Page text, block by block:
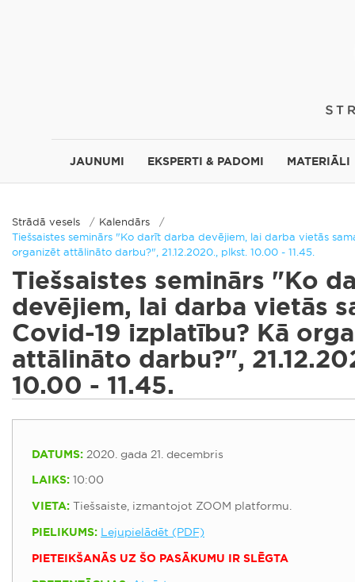
JAUNUMI EKSPERTI & PADOMI MATERIĀLI
Strādā vesels
Kalendārs
Tiešsaistes seminārs "Ko darīt darba devējiem, lai darba vietās
organizēt attālināto darbu?", 21.12.2020., plkst. 10.00 - 11.45.
Tiešsaistes seminārs "Ko
devējiem, lai darba vietās
Covid-19 izplatību? Kā
attālināto darbu?",
10.00 - 11.45.
DATUMS: 2020. gada 21. decembris
LAIKS: 10:00
VIETA: Tiešsaiste, izmantojot ZOOM platformu.
PIELIKUMS: Lejupielādēt (PDF)
PIETEIKŠANĀS UZ ŠO PASĀKUMU IR SLĒGTA